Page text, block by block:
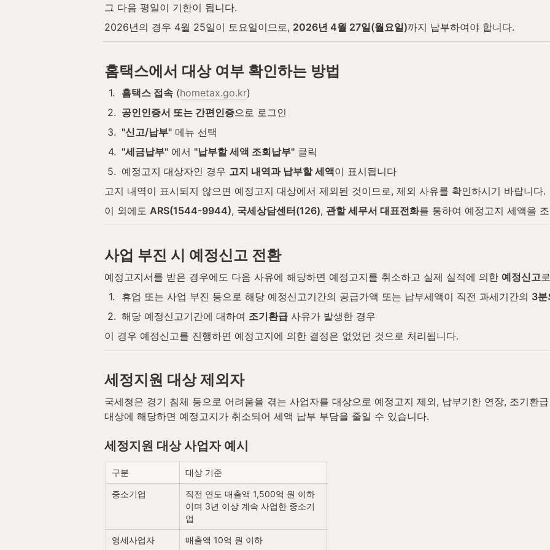
그 다음 평일이 기한이 됩니다.
2026년의 경우 4월 25일이 토요일이므로, 2026년 4월 27일(월요일)까지 납부하여야 합니다.
홈택스에서 대상 여부 확인하는 방법
1. 홈택스 접속 (hometax.go.kr)
2. 공인인증서 또는 간편인증으로 로그인
3. "신고/납부" 메뉴 선택
4. "세금납부" 에서 "납부할 세액 조회납부" 클릭
5. 예정고지 대상자인 경우 고지 내역과 납부할 세액이 표시됩니다
고지 내역이 표시되지 않으면 예정고지 대상에서 제외된 것이므로, 제외 사유를 확인하시기 바랍니다.
이 외에도 ARS(1544-9944), 국세상담센터(126), 관할 세무서 대표전화를 통하여 예정고지 세액을
사업 부진 시 예정신고 전환
예정고지서를 받은 경우에도 다음 사유에 해당하면 예정고지를 취소하고 실제 실적에 의한 예정신고
1. 휴업 또는 사업 부진 등으로 해당 예정신고기간의 공급가액 또는 납부세액이 직전 과세기간의 3분
2. 해당 예정신고기간에 대하여 조기환급 사유가 발생한 경우
이 경우 예정신고를 진행하면 예정고지에 의한 결정은 없었던 것으로 처리됩니다.
세정지원 대상 제외자
국세청은 경기 침체 등으로 어려움을 겪는 사업자를 대상으로 예정고지 제외, 납부기한 연장, 조기환
대상에 해당하면 예정고지가 취소되어 세액 납부 부담을 줄일 수 있습니다.
세정지원 대상 사업자 예시
구분 대상 기준
중소기업
직전 연도 매출액 1,500억 원 이하
이며 3년 이상 계속 사업한 중소기
업
영세사업자 매출액 10억 원 이하